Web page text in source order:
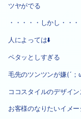
ツヤがでる
・・・・・しかし・・・
人によっては⬇️
ペタッとしすぎる
毛先のツンツンが嫌(´
ココスタイルのデザイ
お客様のなりたいイメ